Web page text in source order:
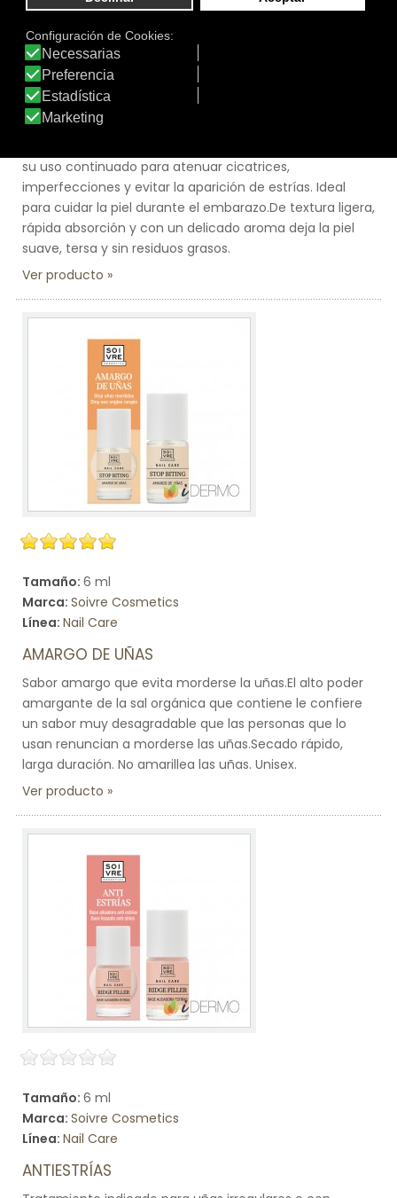
Marca:Soivre Cosmetics
Línea: Rosa Mosqueta BIO
ACEITE SECO ROSA MOSQUETA
Indicado para hidratar y embellecer la piel.Aporta
su uso continuado para atenuar cicatrices,
imperfecciones y evitar la aparición de estrías. Ideal
para cuidar la piel durante el embarazo.De textura ligera,
rápida absorción y con un delicado aroma deja la piel
suave, tersa y sin residuos grasos.
Ver producto
Tamaño: 6 ml
Marca: Soivre Cosmetics
Línea: Nail Care
AMARGO DE UÑAS
Sabor amargo que evita morderse la uñas.El alto poder
amargante de la sal orgánica que contiene le confiere
un sabor muy desagradable que las personas que lo
usan renuncian a morderse las uñas.Secado rápido,
larga duración. No amarillea las uñas. Unisex.
Ver producto
Tamaño: 6 ml
Marca: Soivre Cosmetics
Línea: Nail Care
ANTIESTRÍAS